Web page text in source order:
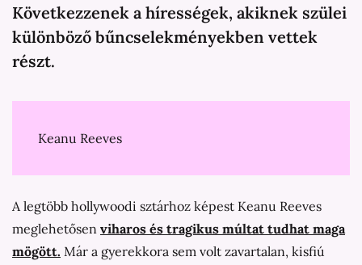
Következzenek a hírességek, akiknek szülei
különböző bűncselekményekben vettek
részt.
Keanu Reeves
A legtöbb hollywoodi sztárhoz képest Keanu Reeves
meglehetősen viharos és tragikus múltat tudhat maga
mögött. Már a gyerekkora sem volt zavartalan, kisfiú